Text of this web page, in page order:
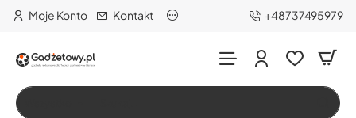
Moje Konto Kontakt +48737495979
Szukaj…